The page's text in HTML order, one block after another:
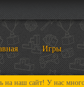
Игры
У нас много нового